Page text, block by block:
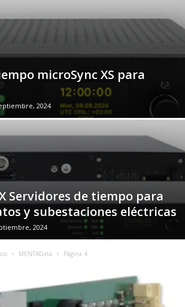
microSync XS para
2024
Servidores de tiempo para
y subestaciones eléctricas
2024
MENTAData Página 4